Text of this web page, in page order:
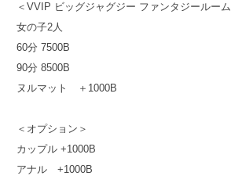
＜VVIP ビッグジャグジー ファンタジールーム
女の子2人
60分 7500B
90分 8500B
ヌルマット ＋1000B
＜オプション＞
カップル +1000B
アナル +1000B